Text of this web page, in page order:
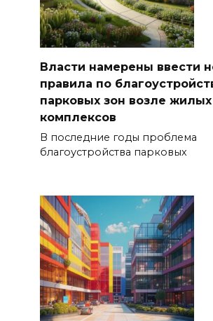
Власти намерены ввести
правила по
парковых зон возле жилых
комплексов
В последние годы проблема
благоустройства парковых